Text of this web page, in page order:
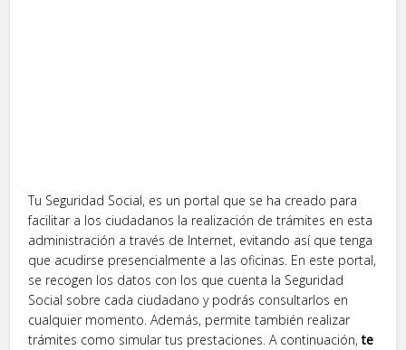
Tu Seguridad Social, es un portal que se ha creado para
facilitar a los ciudadanos la realización de trámites en esta
administración a través de Internet, evitando así que tenga
que acudirse presencialmente a las oficinas. En este portal,
se recogen los datos con los que cuenta la Seguridad
Social sobre cada ciudadano y podrás consultarlos en
cualquier momento. Además, permite también realizar
trámites como simular tus prestaciones. A continuación,te